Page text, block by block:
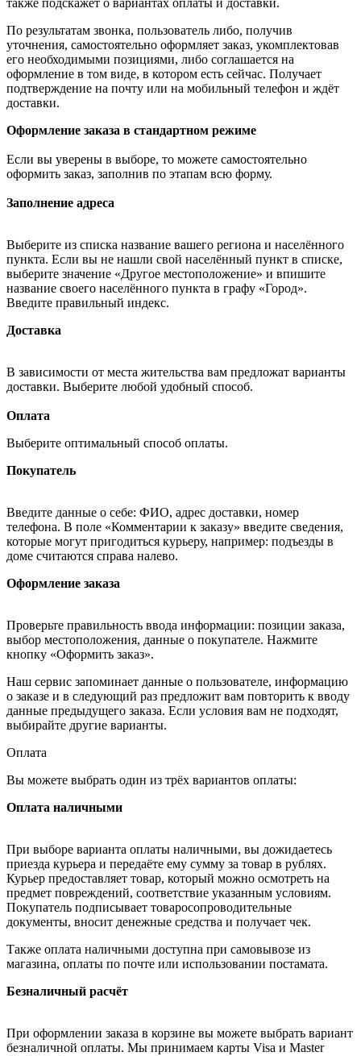
По результатам звонка, пользователь либо, получив
уточнения, самостоятельно оформляет заказ, укомплектовав
его необходимыми позициями, либо соглашается на
оформление в том виде, в котором есть сейчас. Получает
подтверждение на почту или на мобильный телефон и ждёт
доставки.
Оформление заказа в стандартном режиме
Если вы уверены в выборе, то можете самостоятельно
оформить заказ, заполнив по этапам всю форму.
Заполнение адреса
Выберите из списка название вашего региона и населённого
пункта. Если вы не нашли свой населённый пункт в списке,
выберите значение «Другое местоположение» и впишите
название своего населённого пункта в графу «Город».
Введите правильный индекс.
Доставка
В зависимости от места жительства вам предложат варианты
доставки. Выберите любой удобный способ.
Оплата
Выберите оптимальный способ оплаты.
Покупатель
Введите данные о себе: ФИО, адрес доставки, номер
телефона. В поле «Комментарии к заказу» введите сведения,
которые могут пригодиться курьеру, например: подъезды в
доме считаются справа налево.
Оформление заказа
Проверьте правильность ввода информации: позиции заказа,
выбор местоположения, данные о покупателе. Нажмите
кнопку «Оформить заказ».
Наш сервис запоминает данные о пользователе, информацию
о заказе и в следующий раз предложит вам повторить к вводу
данные предыдущего заказа. Если условия вам не подходят,
выбирайте другие варианты.
Оплата
Вы можете выбрать один из трёх вариантов оплаты:
Оплата наличными
При выборе варианта оплаты наличными, вы дожидаетесь
приезда курьера и передаёте ему сумму за товар в рублях.
Курьер предоставляет товар, который можно осмотреть на
предмет повреждений, соответствие указанным условиям.
Покупатель подписывает товаросопроводительные
документы, вносит денежные средства и получает чек.
Также оплата наличными доступна при самовывозе из
магазина, оплаты по почте или использовании постамата.
Безналичный расчёт
При оформлении заказа в корзине вы можете выбрать вариант
безналичной оплаты. Мы принимаем карты Visa и Master